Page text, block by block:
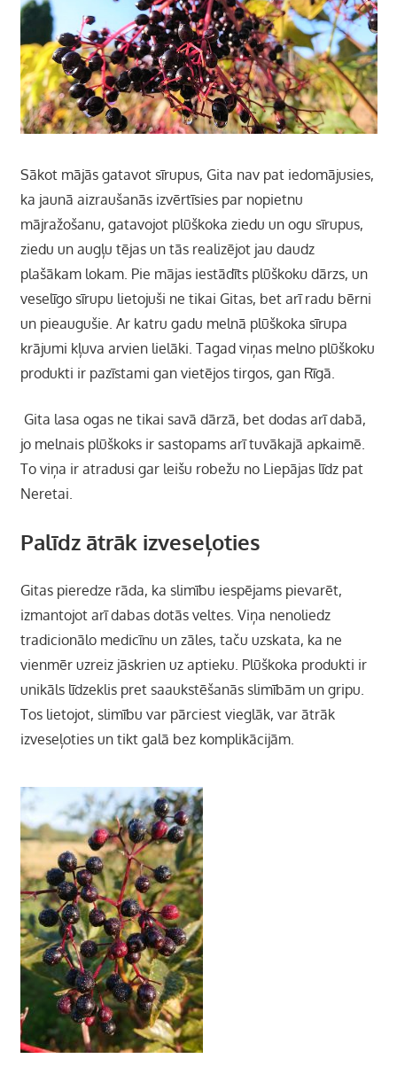
Sākot mājās gatavot sīrupus, Gita nav pat iedomājusies,
ka jaunā aizraušanās izvērtīsies par nopietnu
mājražošanu, gatavojot plūškoka ziedu un ogu sīrupus,
ziedu un augļu tējas un tās realizējot jau daudz
plašākam lokam. Pie mājas iestādīts plūškoku dārzs, un
veselīgo sīrupu lietojuši ne tikai Gitas, bet arī radu bērni
un pieaugušie. Ar katru gadu melnā plūškoka sīrupa
krājumi kļuva arvien lielāki. Tagad viņas melno plūškoku
produkti ir pazīstami gan vietējos tirgos, gan Rīgā.
Gita lasa ogas ne tikai savā dārzā, bet dodas arī dabā,
jo melnais plūškoks ir sastopams arī tuvākajā apkaimē.
To viņa ir atradusi gar leišu robežu no Liepājas līdz pat
Neretai.
Palīdz ātrāk izveseļoties
Gitas pieredze rāda, ka slimību iespējams pievarēt,
izmantojot arī dabas dotās veltes. Viņa nenoliedz
tradicionālo medicīnu un zāles, taču uzskata, ka ne
vienmēr uzreiz jāskrien uz aptieku. Plūškoka produkti ir
unikāls līdzeklis pret saaukstēšanās slimībām un gripu.
Tos lietojot, slimību var pārciest vieglāk, var ātrāk
izveseļoties un tikt galā bez komplikācijām.